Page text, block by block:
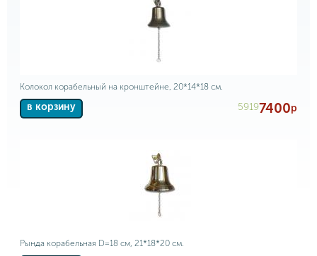
Колокол корабельный на кронштейне, 20*14*18 см.
в корзину 59197400р
Рында корабельная D=18 см, 21*18*20 см.